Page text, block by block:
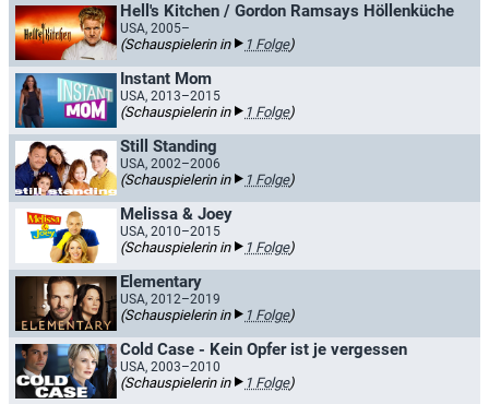
Hell's Kitchen / Gordon Ramsays Höllenküche
USA, 2005–
(Schauspielerin in 1 Folge)
Instant Mom
USA, 2013–2015
(Schauspielerin in 1 Folge)
Still Standing
USA, 2002–2006
(Schauspielerin in 1 Folge)
Melissa & Joey
USA, 2010–2015
(Schauspielerin in 1 Folge)
Elementary
USA, 2012–2019
(Schauspielerin in 1 Folge)
Cold Case - Kein Opfer ist je vergessen
USA, 2003–2010
(Schauspielerin in 1 Folge)